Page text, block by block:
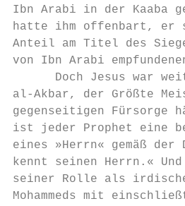
Ibn Arabi in der Kaaba
hatte ihm offenbart, er
Anteil am Titel des
von Ibn Arabi
Doch Jesus war
al-Akbar, der Größte
gegenseitigen Fürsorge
ist jeder Prophet eine
eines »Herrn« gemäß
kennt seinen Herrn.«
seiner Rolle als
Mohammeds mit